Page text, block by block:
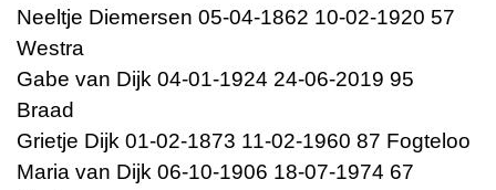
Neeltje Diemersen 05-04-1862 10-02-1920 57
Westra
Gabe van Dijk 04-01-1924 24-06-2019 95
Braad
Grietje Dijk 01-02-1873 11-02-1960 87 Fogteloo
Maria van Dijk 06-10-1906 18-07-1974 67